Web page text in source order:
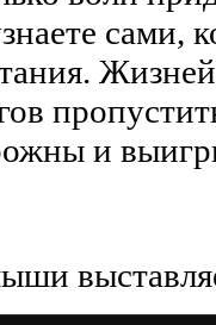
сами,
Жизней
и